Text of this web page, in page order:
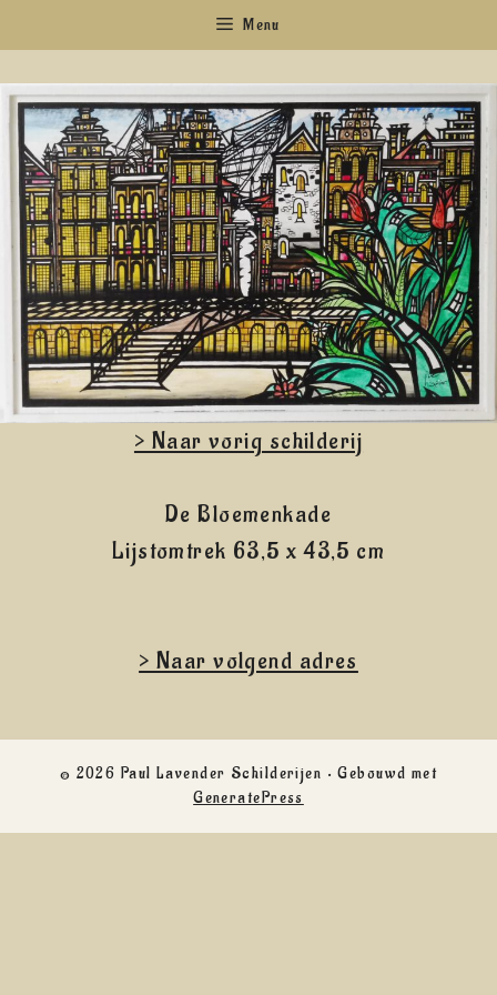
naar
de
inhoud
Menu
> Naar vorig schilderij
De Bloemenkade
Lijstomtrek 63,5 x 43,5 cm
> Naar volgend adres
© 2026 Paul Lavender Schilderijen • Gebouwd met
GeneratePress